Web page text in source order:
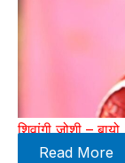
शिवांगी जोशी –
Read More